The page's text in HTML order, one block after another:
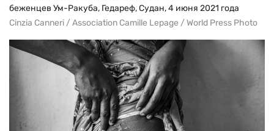
беженцев Ум-Ракуба, Гедареф, Судан, 4 июня 2021 года
Cinzia Canneri / Association Camille Lepage / World Press Photo